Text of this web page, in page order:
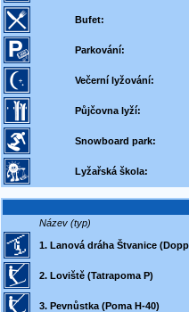
Bufet:
Parkování:
Večerní lyžování:
Půjčovna lyží:
Snowboard park:
Lyžařská škola:
Název (typ)
1. Lanová dráha Štvanice
2. Loviště (Tatrapoma P)
3. Pevnůstka (Poma H-40)